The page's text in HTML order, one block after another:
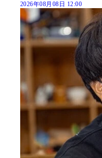
2026年08月08日 12:00